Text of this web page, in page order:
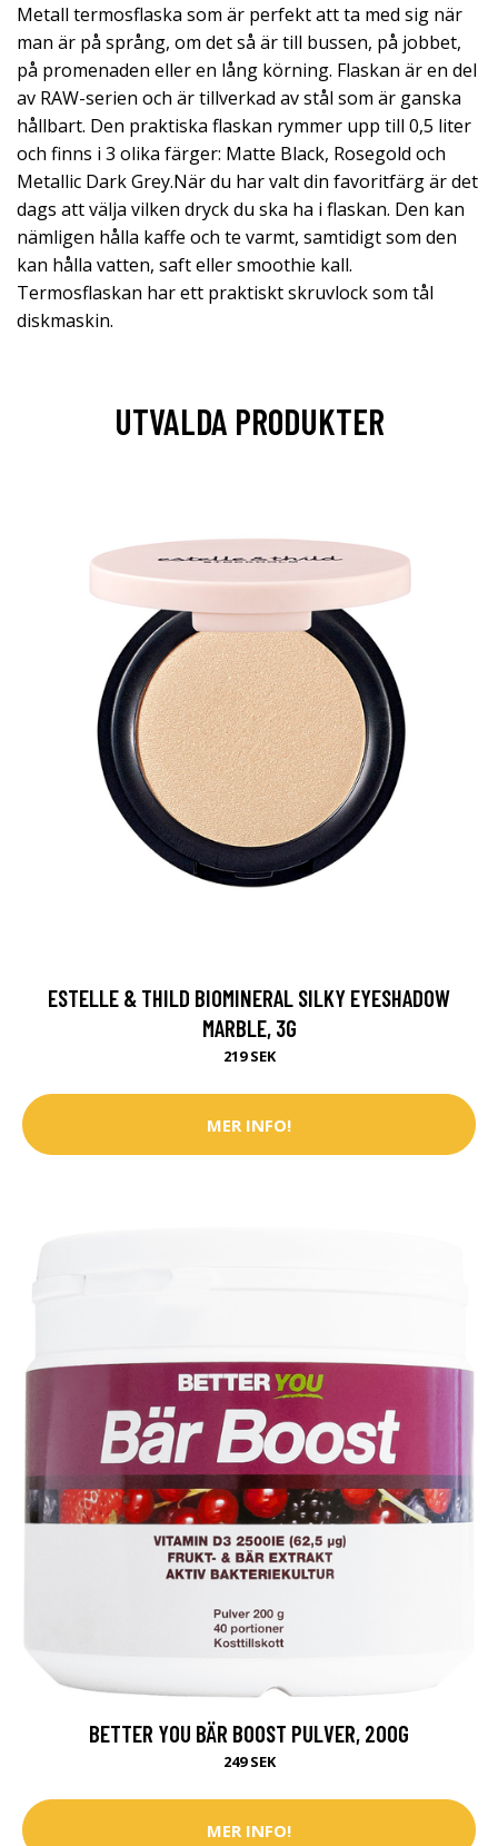
Metall termosflaska som är perfekt att ta med sig när
man är på språng, om det så är till bussen, på jobbet,
på promenaden eller en lång körning. Flaskan är en del
av RAW-serien och är tillverkad av stål som är ganska
hållbart. Den praktiska flaskan rymmer upp till 0,5 liter
och finns i 3 olika färger: Matte Black, Rosegold och
Metallic Dark Grey.När du har valt din favoritfärg är det
dags att välja vilken dryck du ska ha i flaskan. Den kan
nämligen hålla kaffe och te varmt, samtidigt som den
kan hålla vatten, saft eller smoothie kall.
Termosflaskan har ett praktiskt skruvlock som tål
diskmaskin.
UTVALDA PRODUKTER
ESTELLE & THILD BIOMINERAL SILKY EYESHADOW
MARBLE, 3G
219 SEK
MER INFO!
BETTER YOU BÄR BOOST PULVER, 200G
249 SEK
MER INFO!